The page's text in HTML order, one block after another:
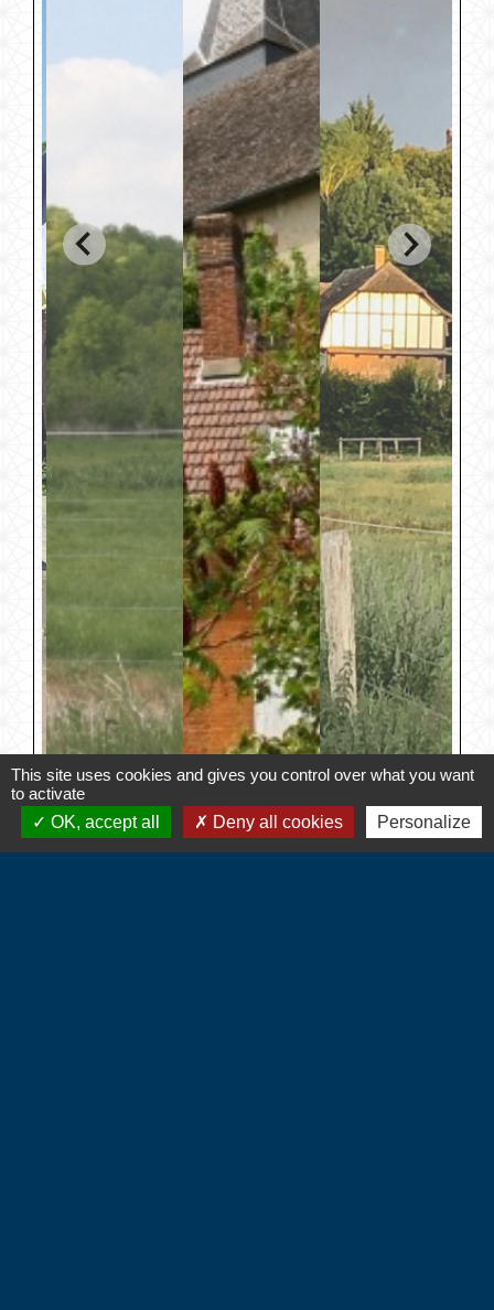
This site uses cookies and gives you control over what you want
to activate
OK, accept all
Deny all cookies Personalize